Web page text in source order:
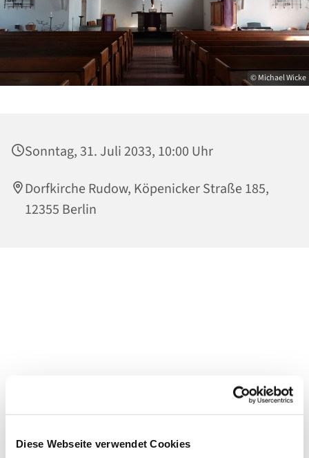
Diese Webseite verwendet Cookies
© Michael Wicke
Sonntag, 31. Juli 2033, 10:00 Uhr
Dorfkirche Rudow, Köpenicker Straße 185,
12355 Berlin